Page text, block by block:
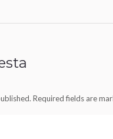
Required fields are